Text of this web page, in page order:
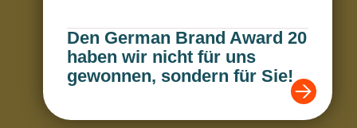
Den German Brand Award 20
haben wir nicht für uns
gewonnen, sondern für Sie!